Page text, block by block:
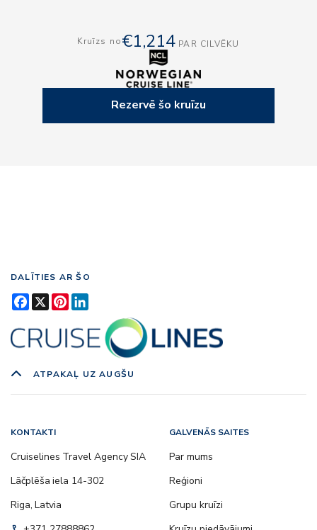
Kruīzs no€1,214 PAR CILVĒKU
Rezervē šo kruīzu
DALĪTIES AR ŠO
Facebook
X Pinterest
ATPAKAĻ UZ AUGŠU
KONTAKTI
Cruiselines Travel Agency SIA
Lāčplēša iela 14-302
Riga, Latvia
GALVENĀS SAITES
Par mums
Reģioni
Grupu kruīzi